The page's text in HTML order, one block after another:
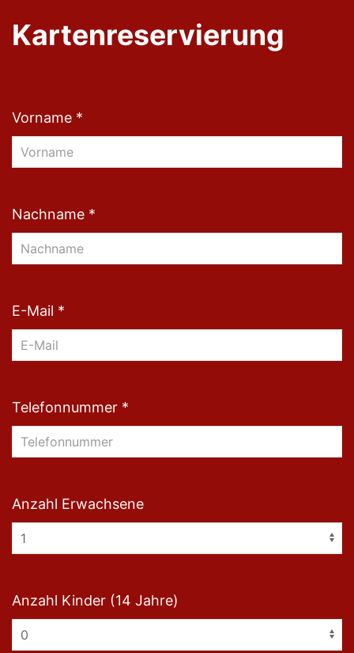
Kartenreservierung
Vorname *
Nachname *
E-Mail *
Telefonnummer *
Anzahl Erwachsene
Anzahl Kinder (14 Jahre)